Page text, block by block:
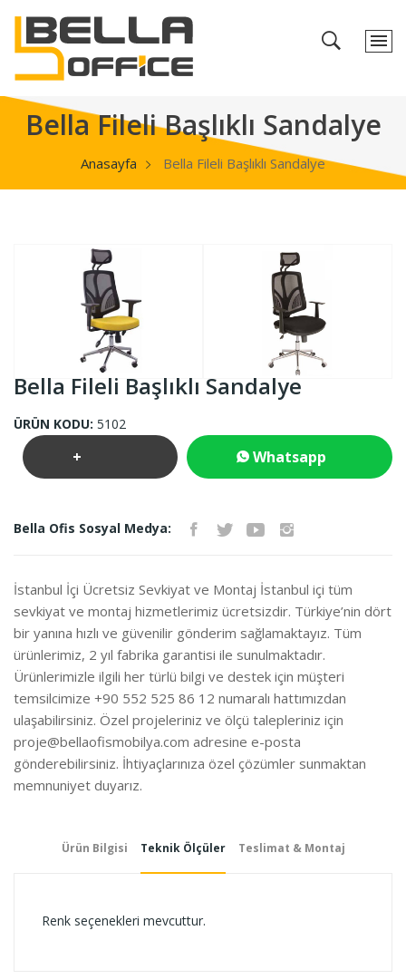
Bella Fileli Başlıklı Sandalye
Anasayfa Bella Fileli Başlıklı Sandalye
Bella Fileli Başlıklı Sandalye
ÜRÜN KODU: 5102
+ Whatsapp
Bella Ofis Sosyal Medya:
İstanbul İçi Ücretsiz Sevkiyat ve Montaj İstanbul içi tüm
sevkiyat ve montaj hizmetlerimiz ücretsizdir. Türkiye’nin dört
bir yanına hızlı ve güvenilir gönderim sağlamaktayız. Tüm
ürünlerimiz, 2 yıl fabrika garantisi ile sunulmaktadır.
Ürünlerimizle ilgili her türlü bilgi ve destek için müşteri
temsilcimize +90 552 525 86 12 numaralı hattımızdan
ulaşabilirsiniz. Özel projeleriniz ve ölçü talepleriniz için
proje@bellaofismobilya.com adresine e-posta
gönderebilirsiniz. İhtiyaçlarınıza özel çözümler sunmaktan
memnuniyet duyarız.
Ürün Bilgisi Teknik Ölçüler Teslimat & Montaj
Renk seçenekleri mevcuttur.